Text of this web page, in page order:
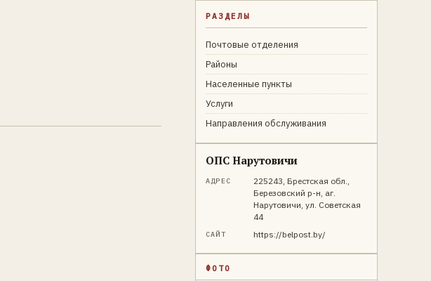
РАЗДЕЛЫ
Почтовые отделения
Районы
Населенные пункты
Услуги
Направления обслуживания
ОПС Нарутовичи
АДРЕС
225243, Брестская обл.,
Березовский р-н, аг.
Нарутовичи, ул. Советская
44
САЙТ https://belpost.by/
ФОТО